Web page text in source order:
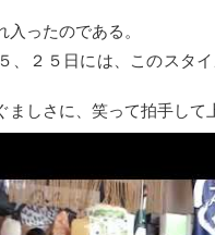
入ったのである。
、２５日には、このスタ
ましさに、笑って拍手して